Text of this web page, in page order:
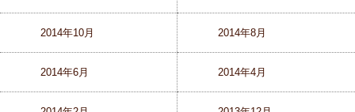
2014年10月 2014年8月
2014年6月 2014年4月